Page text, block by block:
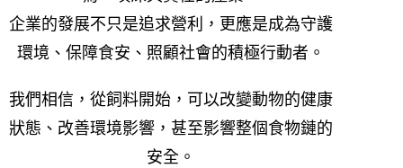
企業的發展不只是追求營利，更應是成為守護
環境、保障食安、照顧社會的積極行動者。
我們相信，從飼料開始，可以改變動物的健康
狀態、改善環境影響，甚至影響整個食物鏈的
安全。